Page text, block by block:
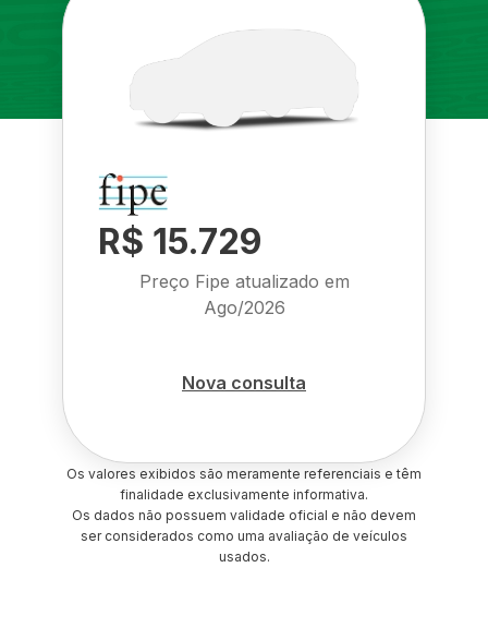
R$ 15.729
Preço Fipe atualizado em
Ago/2026
Nova consulta
Os valores exibidos são meramente referenciais e têm
finalidade exclusivamente informativa.
Os dados não possuem validade oficial e não devem
ser considerados como uma avaliação de veículos
usados.